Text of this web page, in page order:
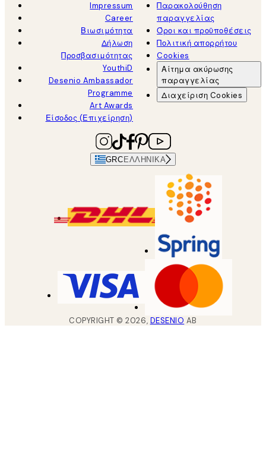
Impressum
Career
Βιωσιμότητα
Δήλωση
Προσβασιμότητας
YouthiD
Desenio Ambassador
Programme
Art Awards
Είσοδος (Επιχείρηση)
Παρακολούθηση
παραγγελίας
Όροι και προϋποθέσεις
Πολιτική απορρήτου
Cookies
Αίτημα ακύρωσης
παραγγελίας
Διαχείριση Cookies
GRC ΕΛΛΗΝΙΚΆ
COPYRIGHT ©2026, DESENIO AB